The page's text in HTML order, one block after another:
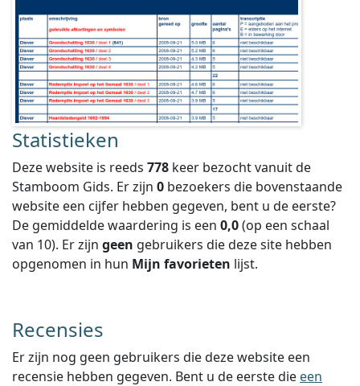
Statistieken
Deze website is reeds 778 keer bezocht vanuit de
Stamboom Gids. Er zijn 0 bezoekers die bovenstaande
website een cijfer hebben gegeven, bent u de eerste?
De gemiddelde waardering is een 0,0(op een schaal
van 10). Er zijn geen gebruikers die deze site hebben
opgenomen in hun Mijn favorieten lijst.
Recensies
Er zijn nog geen gebruikers die deze website een
recensie hebben gegeven. Bent u de eerste die een